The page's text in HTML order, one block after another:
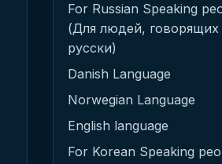
For Russian Speaking
(Для людей, говорящих
русски)
Danish Language
Norwegian Language
English language
For Korean Speaking